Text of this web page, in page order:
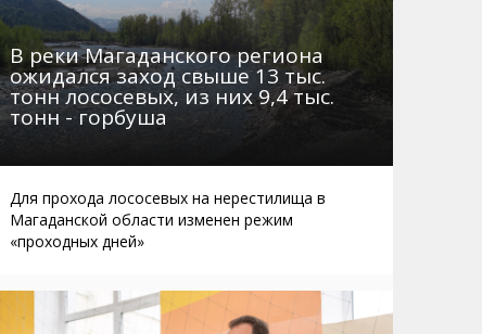
Браконьеры
В реки Магаданского региона
ожидался заход свыше 13 тыс.
тонн лососевых, из них 9,4 тыс.
тонн - горбуша
Для прохода лососевых на нерестилища в
Магаданской области изменен режим
«проходных дней»